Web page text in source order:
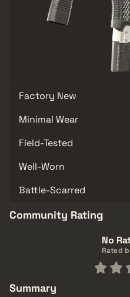
Factory New
Minimal Wear
Field-Tested
Well-Worn
Battle-Scarred
Community Rating
No
Rated
Summary